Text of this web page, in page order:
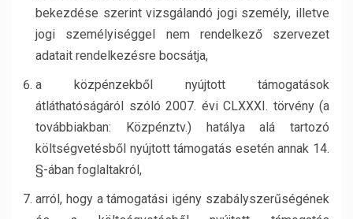
bekezdése szerint vizsgálandó jogi személy, illetve
jogi személyiséggel nem rendelkező szervezet
adatait rendelkezésre bocsátja,
a közpénzekből nyújtott támogatások
átláthatóságáról szóló 2007. évi CLXXXI. törvény (a
továbbiakban: Közpénztv.) hatálya alá tartozó
költségvetésből nyújtott támogatás esetén annak 14.
§-ában foglaltakról,
arról, hogy a támogatási igény szabályszerűségének